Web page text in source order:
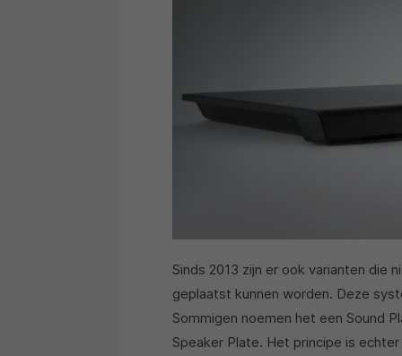
Sinds 2013 zijn er ook varianten die
geplaatst kunnen worden. Deze
Sommigen noemen het een Sound
Speaker Plate. Het principe is